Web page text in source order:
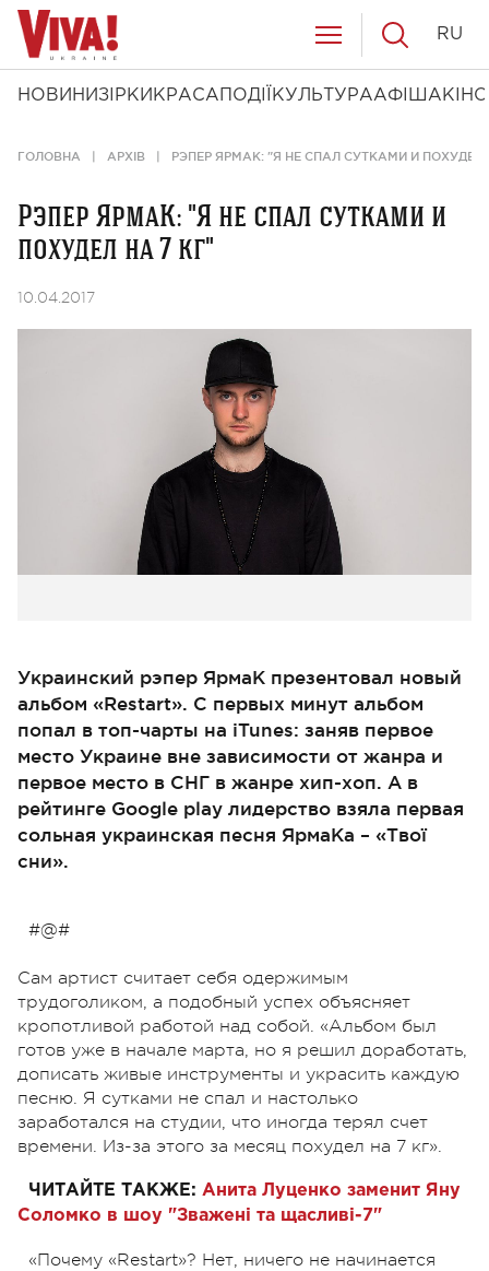
НОВИНИ ЗІРКИ КРАСА ПОДІЇ КУЛЬТУРААФІША КІНО
RU
ГОЛОВНА АРХІВ РЭПЕР ЯРМАК: "Я НЕ СПАЛ СУТКАМИ И ПОХУДЕЛ
Рэпер ЯрмаК: "Я не спал сутками и
похудел на 7 кг"
10.04.2017
Украинский рэпер ЯрмаК презентовал новый
альбом «Restart». С первых минут альбом
попал в топ-чарты на iTunes: заняв первое
место Украине вне зависимости от жанра и
первое место в СНГ в жанре хип-хоп. А в
рейтинге Google play лидерство взяла первая
сольная украинская песня ЯрмаКа – «Твої
сни».
#@#
Сам артист считает себя одержимым
трудоголиком, а подобный успех объясняет
кропотливой работой над собой. «Альбом был
готов уже в начале марта, но я решил доработать,
дописать живые инструменты и украсить каждую
песню. Я сутками не спал и настолько
заработался на студии, что иногда терял счет
времени. Из-за этого за месяц похудел на 7 кг».
ЧИТАЙТЕ ТАКЖЕ: Анита Луценко заменит Яну
Соломко в шоу "Зважені та щасливі-7"
«Почему «Restart»? Нет, ничего не начинается